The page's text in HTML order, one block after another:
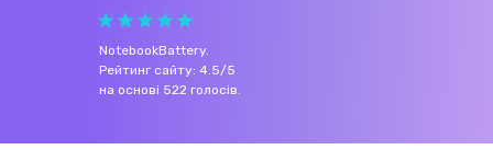
NotebookBattery.
Рейтинг сайту: 4.5/5
на основі 522 голосів.